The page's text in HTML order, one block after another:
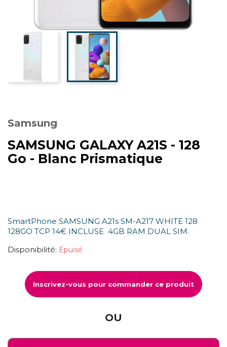
Samsung
SAMSUNG GALAXY A21S - 128
Go - Blanc Prismatique
SmartPhone SAMSUNG A21s SM-A217 WHITE 128
128GO TCP 14€ INCLUSE 4GB RAM DUAL SIM.
Disponibilité: Epuisé
Inscrivez-vous pour commander ce produit
OU